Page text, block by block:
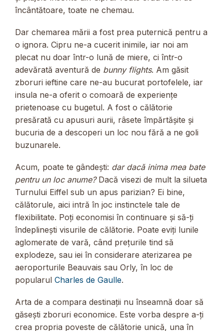
încântătoare, toate ne chemau.
Dar chemarea mării a fost prea puternică pentru a
o ignora. Cipru ne-a cucerit inimile, iar noi am
plecat nu doar într-o lună de miere, ci într-o
adevărată aventură de bunny flights. Am găsit
zboruri ieftine care ne-au bucurat portofelele, iar
insula ne-a oferit o comoară de experiențe
prietenoase cu bugetul. A fost o călătorie
presărată cu apusuri aurii, râsete împărtășite și
bucuria de a descoperi un loc nou fără a ne goli
buzunarele.
Acum, poate te gândești: dar dacă inima mea bate
pentru un loc anume?Dacă visezi de mult la silueta
Turnului Eiffel sub un apus parizian? Ei bine,
călătorule, aici intră în joc instinctele tale de
flexibilitate. Poți economisi în continuare și să-ți
îndeplinești visurile de călătorie. Poate eviți lunile
aglomerate de vară, când prețurile tind să
explodeze, sau iei în considerare aterizarea pe
aeroporturile Beauvais sau Orly, în loc de
popularul Charles de Gaulle.
Arta de a compara destinații nu înseamnă doar să
găsești zboruri economice. Este vorba despre a-ți
crea propria poveste de călătorie unică, una în